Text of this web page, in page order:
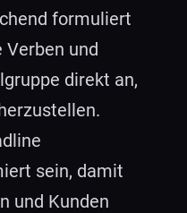
formuliert
Verben und
direkt an,
sein, damit
und Kunden